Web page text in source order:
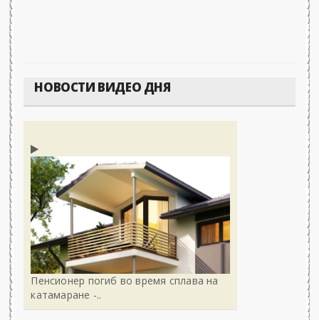
НОВОСТИ ВИДЕО ДНЯ
Пенсионер погиб во время сплава на
катамаране -..